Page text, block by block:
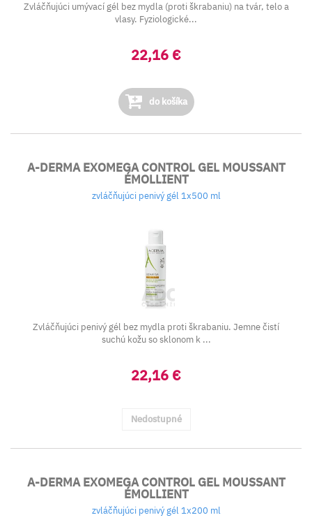
Zvláčňujúci umývací gél bez mydla (proti škrabaniu) na tvár, telo a
vlasy. Fyziologické...
22,16 €
do košíka
A-DERMA EXOMEGA CONTROL GEL MOUSSANT
ÉMOLLIENT
zvláčňujúci penivý gél 1x500 ml
Zvláčňujúci penivý gél bez mydla proti škrabaniu. Jemne čistí
suchú kožu so sklonom k ...
22,16 €
Nedostupné
A-DERMA EXOMEGA CONTROL GEL MOUSSANT
ÉMOLLIENT
zvláčňujúci penivý gél 1x200 ml